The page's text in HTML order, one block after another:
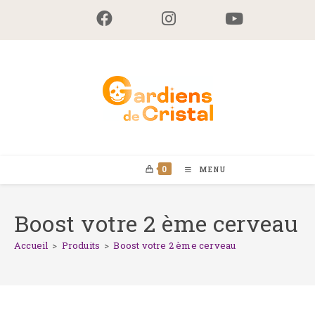
content
0 MENU
Boost votre 2 ème cerveau
Accueil > Produits > Boost votre 2 ème cerveau